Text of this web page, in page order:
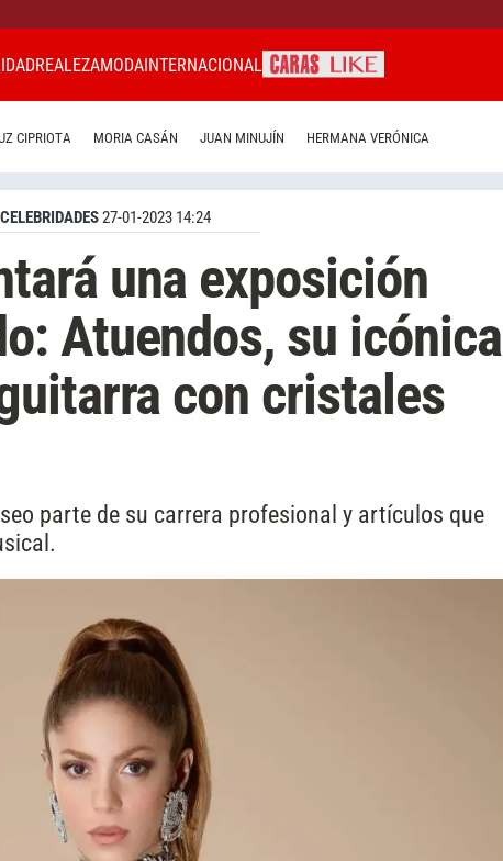
REALEZAMODAINTERNACIONAL
CIPRIOTA MORIA CASÁN JUAN MINUJÍN HERMANA VERÓNICA
CELEBRIDADES27-01-2023 14:24
una exposición
Atuendos, su icónica
con cristales
parte de su carrera profesional y artículos que